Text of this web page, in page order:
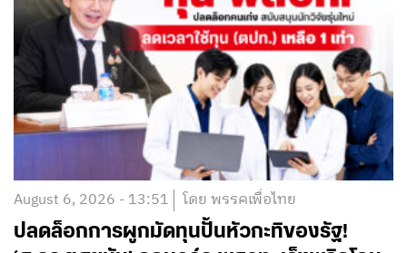
August 6, 2026 - 13:51 โดย พรรคเพื่อไทย
ปลดล็อกการผูกมัดทุนปั้นหัวกะทิของรัฐ!